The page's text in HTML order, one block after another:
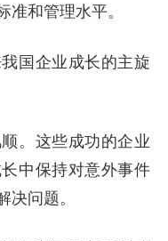
准和管理水平。
国企业成长的主旋
。这些成功的企业
中保持对意外事件
决问题。